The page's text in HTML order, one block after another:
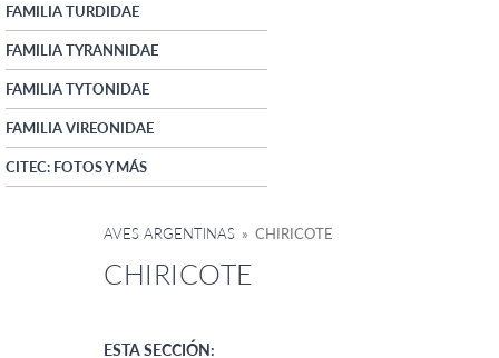
FAMILIA TURDIDAE
FAMILIA TYRANNIDAE
FAMILIA TYTONIDAE
FAMILIA VIREONIDAE
CITEC: FOTOS Y MÁS
AVES ARGENTINAS » CHIRICOTE
CHIRICOTE
ESTA SECCIÓN: